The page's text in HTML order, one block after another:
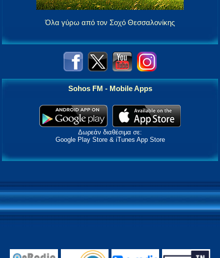
Όλα γύρω από τον Σοχό Θεσσαλονίκης
Sohos FM - Mobile Apps
Δωρεάν διαθέσιμα σε:
Google Play Store & iTunes App Store